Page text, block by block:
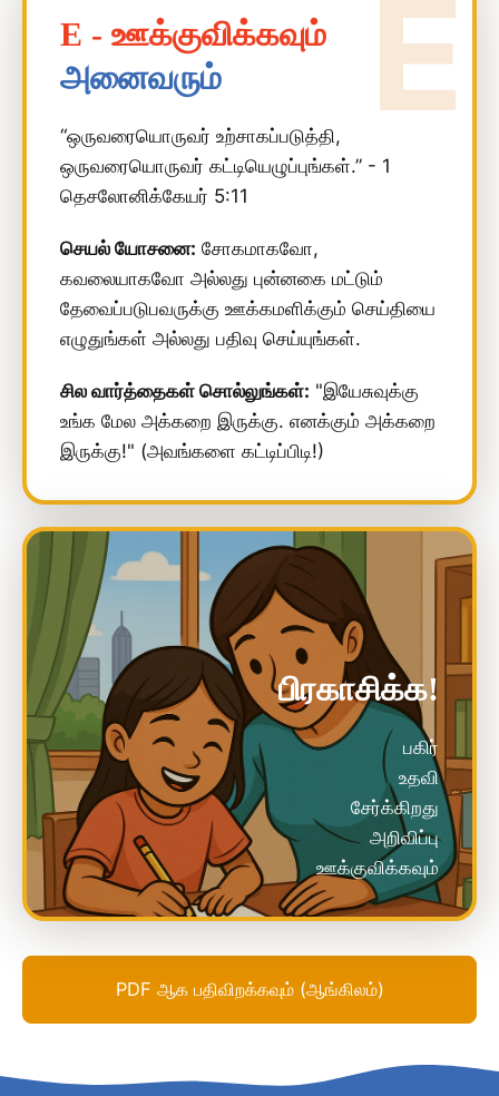
E - ஊக்குவிக்கவும்
அனைவரும்
“ஒருவரையொருவர் உற்சாகப்படுத்தி,
ஒருவரையொருவர் கட்டியெழுப்புங்கள்.” - 1
தெசலோனிக்கேயர் 5:11
செயல் யோசனை: சோகமாகவோ,
கவலையாகவோ அல்லது புன்னகை மட்டும்
தேவைப்படுபவருக்கு ஊக்கமளிக்கும் செய்தியை
எழுதுங்கள் அல்லது பதிவு செய்யுங்கள்.
சில வார்த்தைகள் சொல்லுங்கள்: "இயேசுவுக்கு
உங்க மேல அக்கறை இருக்கு. எனக்கும் அக்கறை
இருக்கு!" (அவங்களை கட்டிப்பிடி!)
பிரகாசிக்க!
பகிர்
உதவி
சேர்க்கிறது
அறிவிப்பு
ஊக்குவிக்கவும்
PDF ஆக பதிவிறக்கவும் (ஆங்கிலம்)